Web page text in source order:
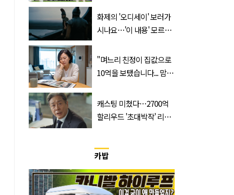
‘거장’
화제의 '오디세이' 보러가
시나요…'이 내용' 모르고
"며느리 친정이 집값으로
10억을 보탰습니다... 맘이
캐스팅 미쳤다…2700억
할리우드 '초대박작' 리메
카밥